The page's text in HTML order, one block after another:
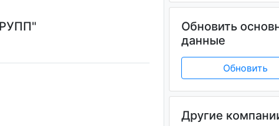
Обновить
данные
Обновить
Другие